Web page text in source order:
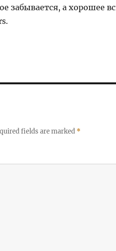
забывается, а хорошее
fields are marked *